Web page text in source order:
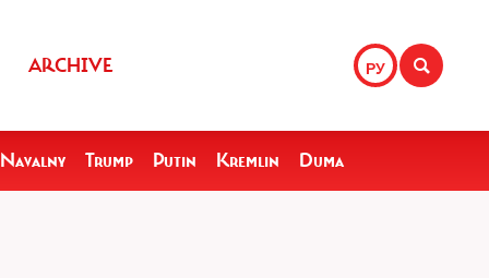
РУ
ARCHIVE
Navalny Trump Putin Kremlin Duma